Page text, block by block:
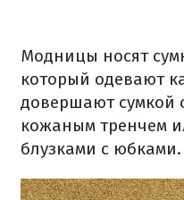
Модницы носят
который одевают
довершают сумкой
кожаным тренчем
блузками с юбками.